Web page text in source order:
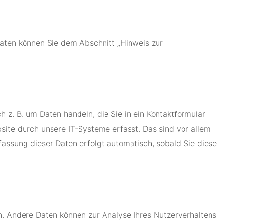
können Sie dem Abschnitt „Hinweis zur
z. B. um Daten handeln, die Sie in ein Kontaktformular
durch unsere IT-Systeme erfasst. Das sind vor allem
dieser Daten erfolgt automatisch, sobald Sie diese
Daten können zur Analyse Ihres Nutzerverhaltens